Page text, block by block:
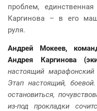
проблем,
Каргинова – в его
руля.
Андрей Мокеев,
Андрея Каргинова
настоящий
Этап настоящий,
остановиться,
из-под прокладки